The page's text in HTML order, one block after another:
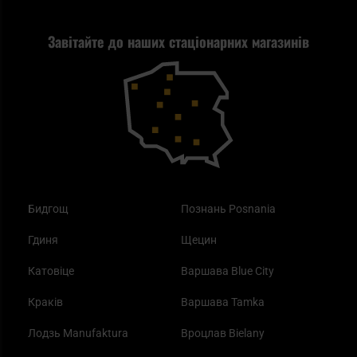
Завітайте до наших стаціонарних магазинів
Бидгощ
Гдиня
Катовіце
Краків
Лодзь Manufaktura
Познань Posnania
Щецин
Варшава Blue City
Варшава Tamka
Вроцлав Bielany
Повернення товару
Blackout - що це таке?
Як працює маска від смогу?
Найкращі спальні мішки на осінь
Самозахист